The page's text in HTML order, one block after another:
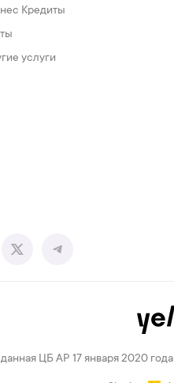
Кредиты
услуги
ЦБ АР 17 января 2020 года